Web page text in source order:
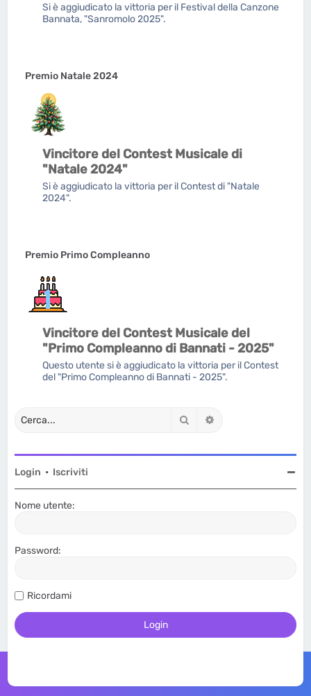
Si è aggiudicato la vittoria per il Festival della Canzone
Bannata, "Sanromolo 2025".
Premio Natale 2024
Vincitore del Contest Musicale di
"Natale 2024"
Si è aggiudicato la vittoria per il Contest di "Natale
2024".
Premio Primo Compleanno
Vincitore del Contest Musicale del
"Primo Compleanno di Bannati - 2025"
Questo utente si è aggiudicato la vittoria per il Contest
del "Primo Compleanno di Bannati - 2025".
Cerca
Login • Iscriviti
Nome utente:
Password:
Ricordami